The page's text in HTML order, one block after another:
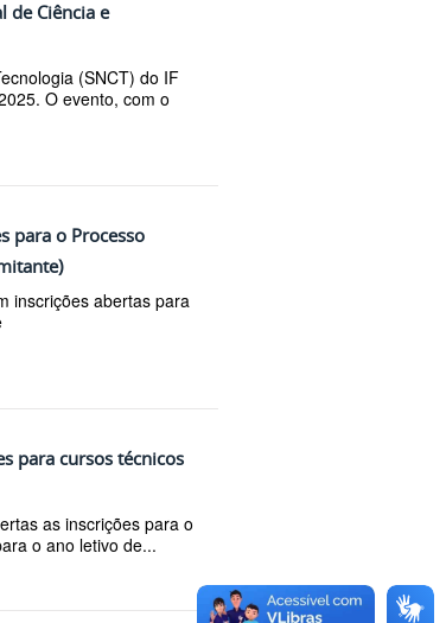
de Ciência e
(SNCT) do IF
O evento, com o
para o Processo
inscrições abertas para
para cursos técnicos
as inscrições para o
o ano letivo de...